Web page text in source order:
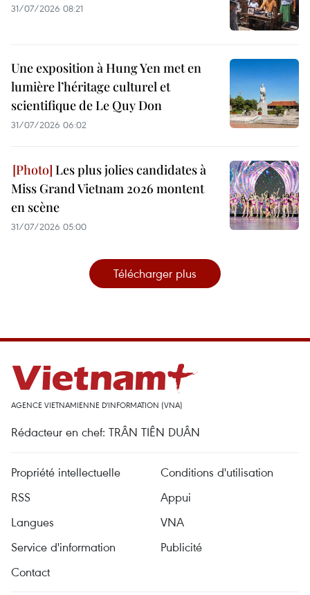
31/07/2026 08:21
Une exposition à Hung Yen met en
lumière l’héritage culturel et
scientifique de Le Quy Don
31/07/2026 06:02
Les plus jolies candidates à
Miss Grand Vietnam 2026 montent
en scène
31/07/2026 05:00
Télécharger plus
AGENCE VIETNAMIENNE D'INFORMATION (VNA)
Rédacteur en chef: TRÂN TIÊN DUÂN
Propriété intellectuelle
Conditions d'utilisation
RSS
Appui
Langues
VNA
Service d'information
Publicité
Contact